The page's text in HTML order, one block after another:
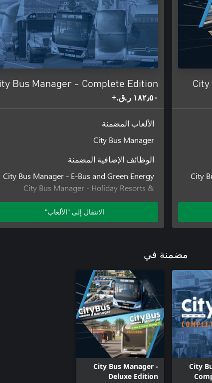
City
Bus Manager - Complete Edition
١٨٢٫٥٠ ر.ق.‏+
الألعاب المضمنة
City Bus Manager
الوظائف الإضافية المضمنة
City Bus Manager - E-Bus and Green Energy
City Bus Manager - Holiday Resorts &
Sightseeing Buses
City Bus Manager - International Bus Pack
الانتقال إلى "الألعاب"
مضمنة في
City
City Bus Manager -
Deluxe Edition